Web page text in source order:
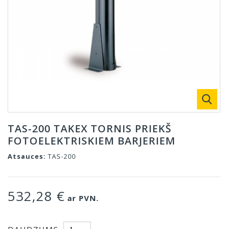
TAS-200 TAKEX TORNIS PRIEKŠ
FOTOELEKTRISKIEM BARJERIEM
Atsauces: TAS-200
532,28 € ar PVN.